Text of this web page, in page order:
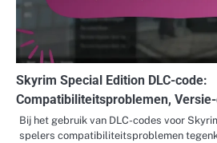
Skyrim Special Edition DLC-code:
Compatibiliteitsproblemen,
Bij het gebruik van DLC-codes voor
spelers compatibiliteitsproblemen